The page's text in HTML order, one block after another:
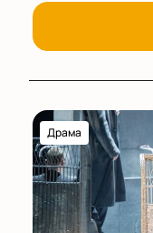
Драма